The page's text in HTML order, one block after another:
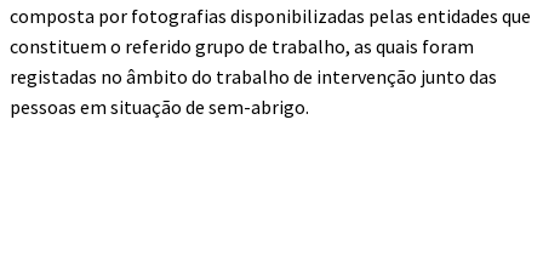
composta por fotografias disponibilizadas pelas entidades que
constituem o referido grupo de trabalho, as quais foram
registadas no âmbito do trabalho de intervenção junto das
pessoas em situação de sem-abrigo.